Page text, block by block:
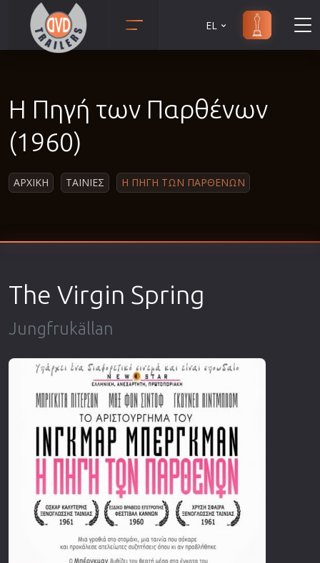
Αισθηματικές
Β' Παγκόσμιος Πόλεμος
Δραματικές
Ελληνικός Κινηματογράφος
Επιβίωσης
Ερωτικές
Ευρωπαικός Κινηματογράφος
Θρησκευτικές
Θρίλερ
Ιστορικές
Καταστροφής
Κλασσικές
EL
Η Πηγή των Παρθένων
(1960)
ΑΡΧΙΚΗ ΤΑΙΝΙΕΣ Η ΠΗΓΗ ΤΩΝ ΠΑΡΘΕΝΩΝ
The Virgin Spring
Jungfrukällan